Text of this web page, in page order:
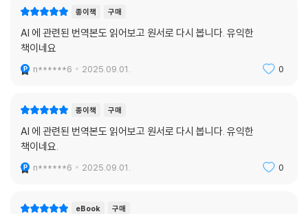
종이책 구매
AI 에 관련된 번역본도 읽어보고 원서로 다시 봅니다. 유익한
책이네요
n******6 2025.09.01. 0
종이책 구매
AI 에 관련된 번역본도 읽어보고 원서로 다시 봅니다. 유익한
책이네요.
n******6 2025.09.01. 0
eBook 구매